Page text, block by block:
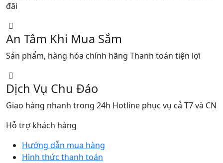
đãi
An Tâm Khi Mua Sắm
Sản phẩm, hàng hóa chính hãng Thanh toán tiện lợi
Dịch Vụ Chu Đáo
Giao hàng nhanh trong 24h Hotline phục vụ cả T7 và CN
Hỗ trợ khách hàng
Hướng dẫn mua hàng
Hình thức thanh toán